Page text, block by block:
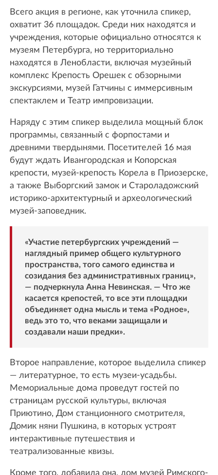
Всего акция в регионе, как уточнила спикер,
охватит 36 площадок. Среди них находятся и
учреждения, которые официально относятся к
музеям Петербурга, но территориально
находятся в Ленобласти, включая музейный
комплекс Крепость Орешек с обзорными
экскурсиями, музей Гатчины с иммерсивным
спектаклем и Театр импровизации.
Наряду с этим спикер выделила мощный блок
программы, связанный с форпостами и
древними твердынями. Посетителей 16 мая
будут ждать Ивангородская и Копорская
крепости, музей-крепость Корела в Приозерске,
а также Выборгский замок и Староладожский
историко-архитектурный и археологический
музей-заповедник.
«Участие петербургских учреждений —
наглядный пример общего культурного
пространства, того самого единства и
созидания без административных границ»,
— подчеркнула Анна Невинская. — Что же
касается крепостей, то все эти площадки
объединяет одна мысль и тема «Родное»,
ведь это то, что веками защищали и
создавали наши предки».
Второе направление, которое выделила спикер
— литературное, то есть музеи-усадьбы.
Мемориальные дома проведут гостей по
страницам русской культуры, включая
Приютино, Дом станционного смотрителя,
Домик няни Пушкина, в которых устроят
интерактивные путешествия и
театрализованные квизы.